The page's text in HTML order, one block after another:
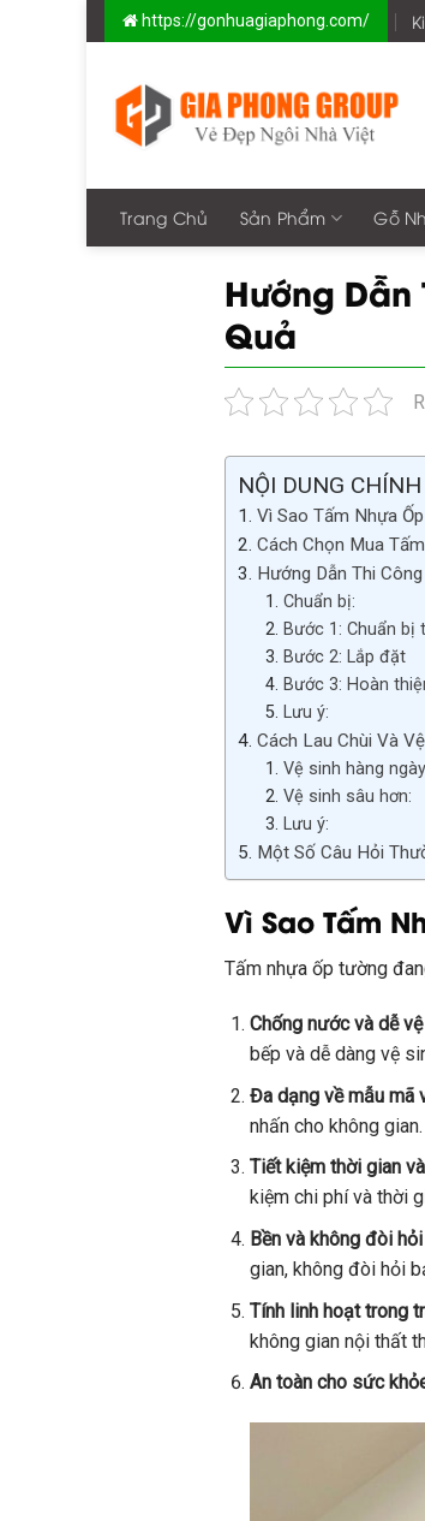
to
https://gonhuagiaphong.com/
Trang Chủ Sản Phẩm Gỗ
Hướng Dẫn
Quả
NỘI DUNG
Vì Sao Tấm Nhựa
Cách Chọn Mua
Hướng Dẫn Thi
Chuẩn bị:
Bước 1: Chuẩn bị
Bước 2: Lắp đặt
Bước 3: Hoàn
Lưu ý:
Cách Lau Chùi Và
Vệ sinh hàng
Vệ sinh sâu hơn:
Lưu ý:
Một Số Câu Hỏi
Vì Sao Tấm
Tấm nhựa ốp tường
Chống nước và dễ
bếp và dễ dàng vệ
Đa dạng về mẫu mã
nhấn cho không gian.
Tiết kiệm thời gian
kiệm chi phí và thời
Bền và không đòi
gian, không đòi hỏi
Tính linh hoạt trong
không gian nội thất
An toàn cho sức